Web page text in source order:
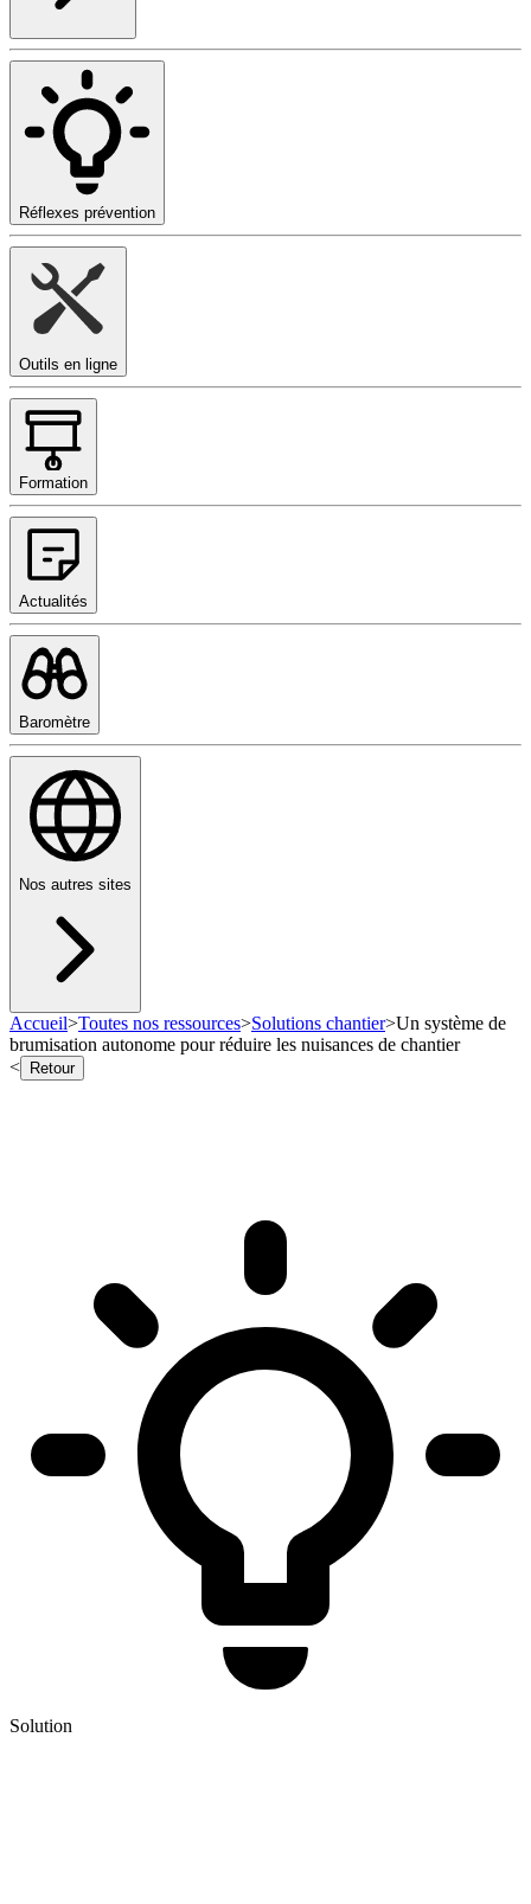
Réflexes prévention
Outils en ligne
Formation
Actualités
Baromètre
Nos autres sites
Accueil>Toutes nos ressources>Solutions chantier>Un système de
brumisation autonome pour réduire les nuisances de chantier
<
Retour
Solution